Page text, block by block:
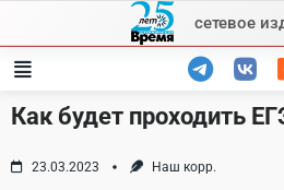
content
сетевое
Как будет проходить
23.03.2023 Наш корр.